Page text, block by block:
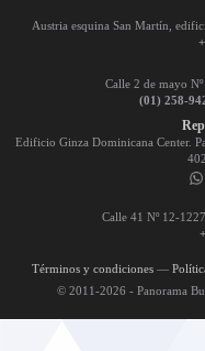
Austria esquina San Martín,
Calle 2 de mayo
(01) 258-
Edificio Ginza Dominicana Center.
Calle 41 Nº 12-
Términos y condiciones —
© 2011-2026 - Panorama